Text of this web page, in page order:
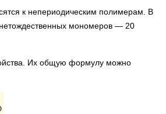
к непериодическим полимерам. В
мономеров — 20
Их общую формулу можно